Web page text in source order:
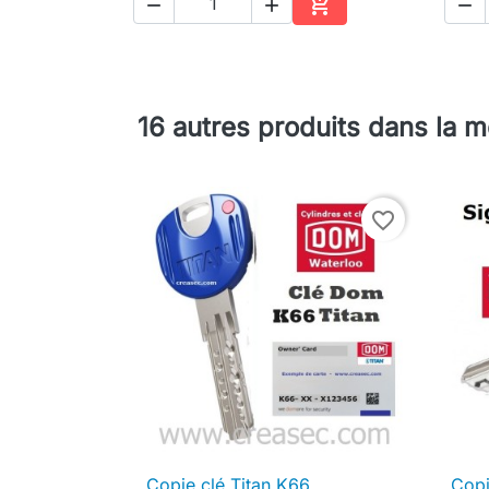
 
Ajouter au panier

16 autres produits dans la
favorite_border